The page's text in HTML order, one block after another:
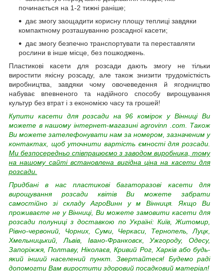
починається на 1-2 тижні раніше;
дає змогу заощадити корисну площу теплиці завдяки
компактному розташуванню розсадної касети;
дає змогу безпечно транспортувати та переставляти
рослини в інше місце, без пошкоджень.
Пластикові касети для розсади дають змогу не тільки
виростити якісну розсаду, але також знизити трудомісткість
виробництва, завдяки чому овочеведення й ягодництво
набуває впевненого та надійного способу вирощування
культур без втрат і з економією часу та грошей!
Купити касети для розсади на 96 комірок у Вінниці Ви
можете в нашому інтернет-магазині agrovinn
.com. Також
Ви можете зателефонувати нам за номером, зазначеним у
контактах, щоб уточнити вартість ємності для розсади.
Ми безпосередньо співпрацюємо з заводом виробника, тому
на нашому сайті встановлена вигідна ціна на касети для
розсади.
Придбані в нас пластикові багаторазові касети для
вирощування розсади квітів Ви можете забрати
самостійно зі складу АгроВинн у м Вінниця. Якщо Ви
проживаєте не у Вінниці, Ви можете замовити касети для
розсади полуниці з доставкою по Україні: Київ, Житомир,
Рівно-червоний, Чорних, Суми, Черкаси, Тернопель, Луцк,
Хмельницький, Львів, Івано-Франковск, Ужгороду, Одесу,
Запоріжжя, Полтаву, Ніколаєв, Кривий Рог, Харків або будь-
який інший населений пункт. Звертайтеся! Будемо раді
допомогти Вам виростити здоровий посадковий матеріал!